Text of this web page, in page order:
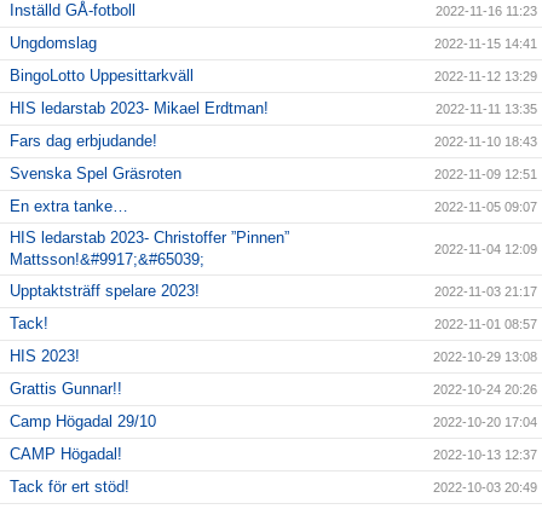
Inställd GÅ-fotboll 2022-11-16 11:23
Ungdomslag 2022-11-15 14:41
BingoLotto Uppesittarkväll 2022-11-12 13:29
HIS ledarstab 2023- Mikael Erdtman! 2022-11-11 13:35
Fars dag erbjudande! 2022-11-10 18:43
Svenska Spel Gräsroten 2022-11-09 12:51
En extra tanke… 2022-11-05 09:07
HIS ledarstab 2023- Christoffer ”Pinnen”
Mattsson!&#9917;&#65039;
2022-11-04 12:09
Upptaktsträff spelare 2023! 2022-11-03 21:17
Tack! 2022-11-01 08:57
HIS 2023! 2022-10-29 13:08
Grattis Gunnar!! 2022-10-24 20:26
Camp Högadal 29/10 2022-10-20 17:04
CAMP Högadal! 2022-10-13 12:37
Tack för ert stöd! 2022-10-03 20:49